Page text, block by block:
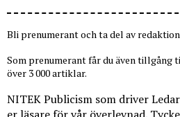
Bli prenumerant och ta del av
Som prenumerant får du även tillgång
över 3 000 artiklar.
NITEK Publicism som driver